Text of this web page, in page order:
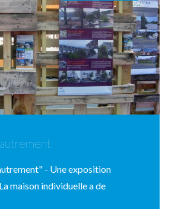
- Une exposition
maison individuelle a de